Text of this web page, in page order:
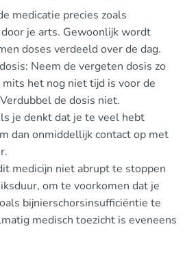
medicatie precies zoals
je arts. Gewoonlijk wordt
doses verdeeld over de dag.
Neem de vergeten dosis zo
het nog niet tijd is voor de
de dosis niet.
je denkt dat je te veel hebt
dan onmiddellijk contact op met
medicijn niet abrupt te stoppen
om te voorkomen dat je
bijnierschorsinsufficiëntie te
medisch toezicht is eveneens